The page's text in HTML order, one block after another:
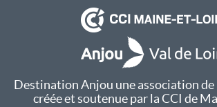
Destination Anjou une association
créée et soutenue par la CCI de